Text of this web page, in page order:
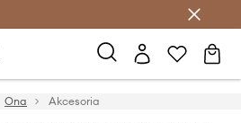
z Answear Club >
Ona Akcesoria